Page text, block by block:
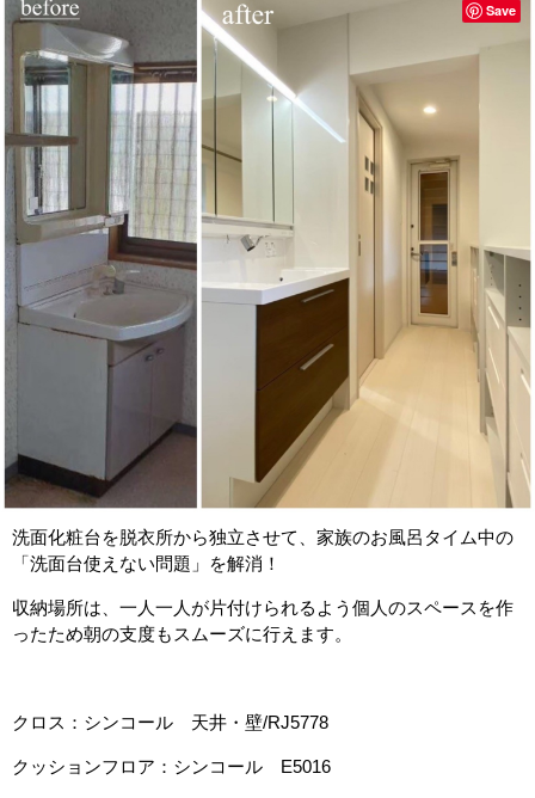
洗面化粧台を脱衣所から独立させて、家族のお風呂タイム中の
「洗面台使えない問題」を解消！
収納場所は、一人一人が片付けられるよう個人のスペースを作
ったため朝の支度もスムーズに行えます。
クロス：シンコール 天井・壁/RJ5778
クッションフロア：シンコール E5016
Save